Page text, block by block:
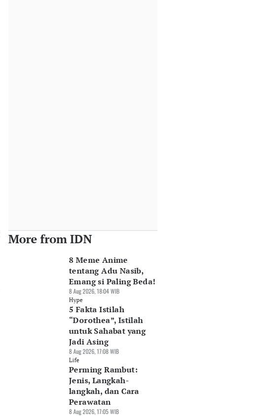
More from IDN
8 Meme Anime
tentang Adu Nasib,
Emang si Paling Beda!
8 Aug 2026, 18:04 WIB
Hype
5 Fakta Istilah
“Dorothea”, Istilah
untuk Sahabat yang
Jadi Asing
8 Aug 2026, 17:08 WIB
Life
Perming Rambut:
Jenis, Langkah-
langkah, dan Cara
Perawatan
8 Aug 2026, 17:05 WIB